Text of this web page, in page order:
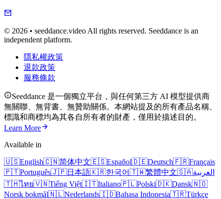
© 2026 • seeddance.video All rights reserved. Seeddance is an
independent platform.
隱私權政策
退款政策
服務條款
Seeddance 是一個獨立平台，與任何第三方 AI 模型提供商
無關聯、無背書、無贊助關係。本網站提及的所有產品名稱、
標識和商標均為其各自所有者的財產，僅用於描述目的。
Learn More
Available in
🇺🇸English🇨🇳简体中文🇪🇸Español🇩🇪Deutsch🇫🇷Français
🇵🇹Português🇯🇵日本語🇰🇷한국어🇹🇼繁體中文🇸🇦العربية
🇹🇭ไทย🇻🇳Tiếng Việt🇮🇹Italiano🇵🇱Polski🇩🇰Dansk🇳🇴
Norsk bokmål🇳🇱Nederlands🇮🇩Bahasa Indonesia🇹🇷Türkçe